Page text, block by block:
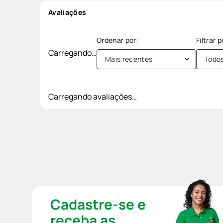
Avaliações
Carregando…
Mais recentes
Carregando avaliações…
Cadastre-se e